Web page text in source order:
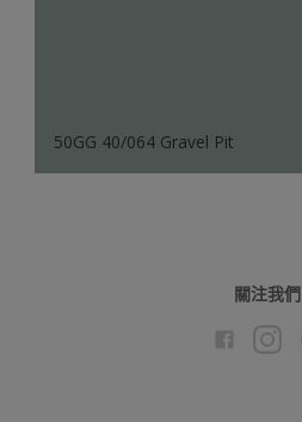
50GG 40/064 Gravel Pit
關注我們